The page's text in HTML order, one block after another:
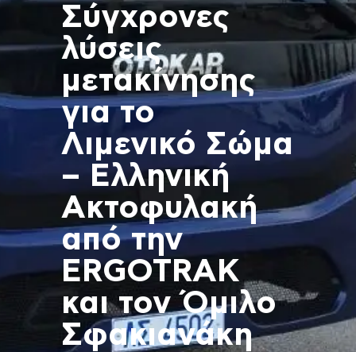
Σύγχρονες
λύσεις
μετακίνησης
για το
Λιμενικό Σώμα
– Ελληνική
Ακτοφυλακή
από την
ERGOTRAK
και τον Όμιλο
Σφακιανάκη